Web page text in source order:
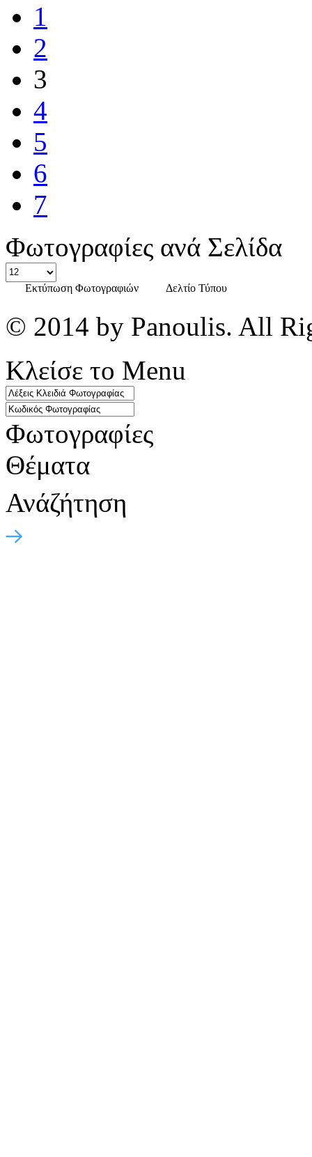
1
2
3
4
5
6
7
Φωτογραφίες ανά Σελίδα
Εκτύπωση Φωτογραφιών Δελτίο Τύπου
© 2014 by Panoulis. All
Κλείσε το Menu
Φωτογραφίες
Θέματα
Ανάζήτηση